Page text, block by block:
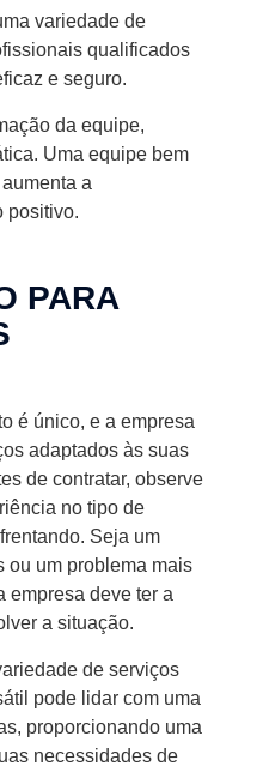
variedade de
qualificados
e seguro.
da equipe,
Uma equipe bem
a
positivo.
PARA
é único, e a empresa
adaptados às suas
de contratar, observe
no tipo de
Seja um
ou um problema mais
empresa deve ter a
a situação.
de serviços
pode lidar com uma
proporcionando uma
necessidades de